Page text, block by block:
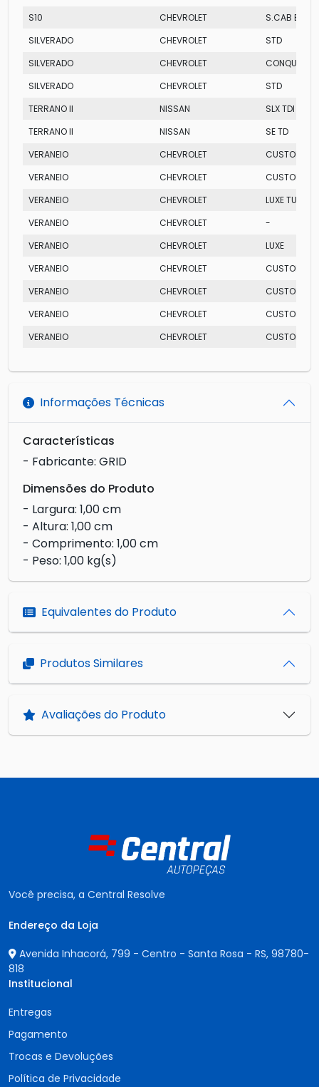
S10
CHEVROLET
S.CAB
SILVERADO
CHEVROLET
STD
SILVERADO
CHEVROLET
CONQUEST
SILVERADO
CHEVROLET
STD
TERRANO II
NISSAN
SLX TDI
TERRANO II
NISSAN
SE TD
VERANEIO
CHEVROLET
CUSTOM
VERANEIO
CHEVROLET
CUSTOM
VERANEIO
CHEVROLET
LUXE TURBO
VERANEIO
CHEVROLET
-
VERANEIO
CHEVROLET
LUXE
VERANEIO
CHEVROLET
CUSTOM
VERANEIO
CHEVROLET
CUSTOM S
VERANEIO
CHEVROLET
CUSTOM
VERANEIO
CHEVROLET CUSTOM
Informações Técnicas
Características
- Fabricante: GRID
Dimensões do Produto
- Largura: 1,00 cm
- Altura: 1,00 cm
- Comprimento: 1,00 cm
- Peso: 1,00 kg(s)
Equivalentes do Produto
Produtos Similares
Avaliações do Produto
Você precisa, a Central Resolve
Endereço da Loja
Avenida Inhacorá, 799 - Centro - Santa Rosa - RS, 98780-
818
Institucional
Entregas
Pagamento
Trocas e Devoluções
Política de Privacidade